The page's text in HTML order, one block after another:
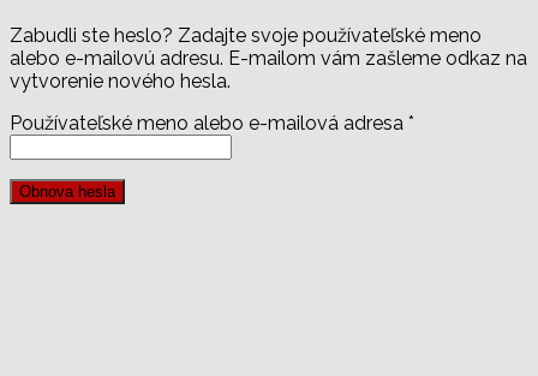
Zabudli ste heslo? Zadajte svoje používateľské meno
alebo e-mailovú adresu. E-mailom vám zašleme odkaz na
vytvorenie nového hesla.
Používateľské meno alebo e-mailová adresa *
Obnova hesla